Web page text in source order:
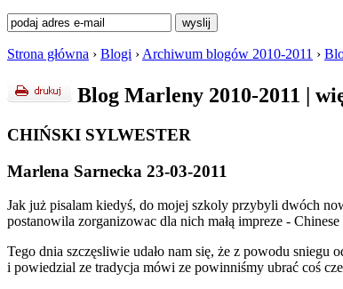
Strona główna › Blogi › Archiwum blogów 2010-2011 ›
Blog Marleny 2010-2011 |
CHIŃSKI SYLWESTER
Marlena Sarnecka 23-03-2011
Jak już pisalam kiedyś, do mojej szkoly przybyli dwóch
postanowila zorganizowac dla nich małą impreze -
Tego dnia szczęsliwie udało nam się, że z powodu
i powiedzial ze tradycja mówi ze powinniśmy ubrać coś